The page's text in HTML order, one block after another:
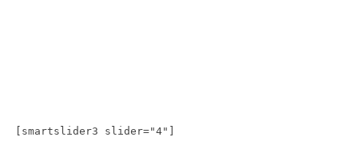
[smartslider3 slider="4"]